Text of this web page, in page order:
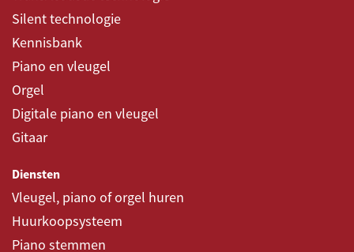
Silent technologie
Kennisbank
Piano en vleugel
Orgel
Digitale piano en vleugel
Gitaar
Diensten
Vleugel, piano of orgel huren
Huurkoopsysteem
Piano stemmen